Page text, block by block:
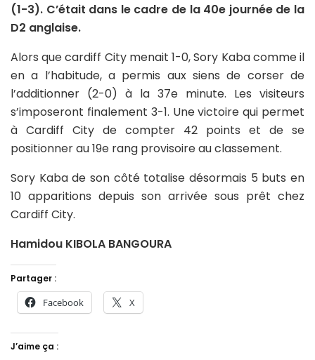
(1-3). C’était dans le cadre de la 40e journée de la
D2 anglaise.
Alors que cardiff City menait 1-0, Sory Kaba comme il
en a l’habitude, a permis aux siens de corser de
l’additionner (2-0) à la 37e minute. Les visiteurs
s’imposeront finalement 3-1. Une victoire qui permet
à Cardiff City de compter 42 points et de se
positionner au 19e rang provisoire au classement.
Sory Kaba de son côté totalise désormais 5 buts en
10 apparitions depuis son arrivée sous prêt chez
Cardiff City.
Hamidou KIBOLA BANGOURA
Partager :
Facebook X
J’aime ça :